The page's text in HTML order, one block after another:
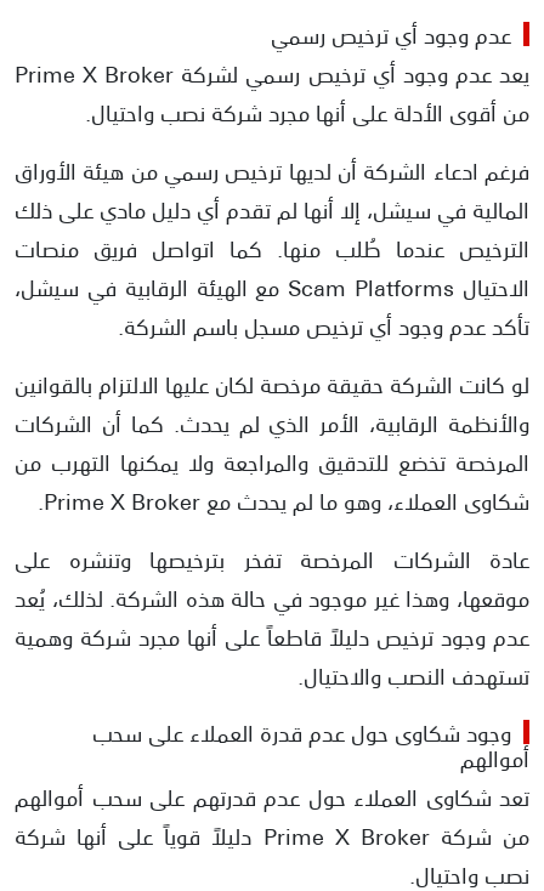
عدم وجود أي ترخيص رسمي
يعد عدم وجود أي ترخيص رسمي لشركة Prime X Broker
من أقوى الأدلة على أنها مجرد شركة نصب واحتيال.
فرغم ادعاء الشركة أن لديها ترخيص رسمي من هيئة الأوراق
المالية في سيشل، إلا أنها لم تقدم أي دليل مادي على ذلك
الترخيص عندما طُلب منها. كما اتواصل فريق منصات
الاحتيال Scam Platforms مع الهيئة الرقابية في سيشل،
تأكد عدم وجود أي ترخيص مسجل باسم الشركة.
لو كانت الشركة حقيقة مرخصة لكان عليها الالتزام بالقوانين
والأنظمة الرقابية، الأمر الذي لم يحدث. كما أن الشركات
المرخصة تخضع للتدقيق والمراجعة ولا يمكنها التهرب من
شكاوى العملاء، وهو ما لم يحدث مع Prime X Broker.
عادة الشركات المرخصة تفخر بترخيصها وتنشره على
موقعها، وهذا غير موجود في حالة هذه الشركة. لذلك، يُعد
عدم وجود ترخيص دليلاً قاطعاً على أنها مجرد شركة وهمية
تستهدف النصب والاحتيال.
وجود شكاوى حول عدم قدرة العملاء على سحب
أموالهم
تعد شكاوى العملاء حول عدم قدرتهم على سحب أموالهم
من شركة Prime X Broker دليلاً قوياً على أنها شركة
نصب واحتيال.